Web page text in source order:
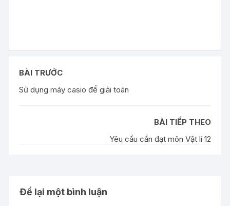
BÀI TRƯỚC
Sử dụng máy casio để giải toán
BÀI TIẾP THEO
Yêu cầu cần đạt môn Vật lí 12
Để lại một bình luận